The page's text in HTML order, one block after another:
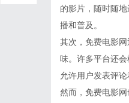
的影片，随时随
播和普及。
其次，免费电影
味。许多平台还
允许用户发表评
然而，免费电影